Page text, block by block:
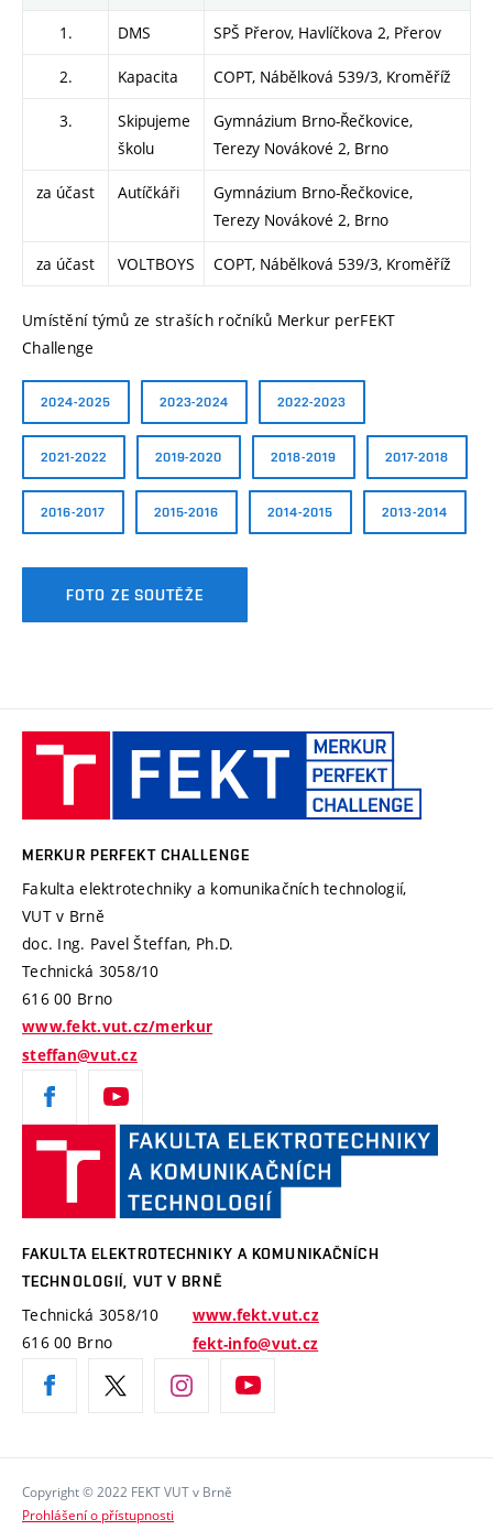
1. DMS SPŠ Přerov, Havlíčkova 2, Přerov
2. Kapacita COPT, Nábělková 539/3, Kroměříž
3.
Skipujeme
školu
Gymnázium Brno-Řečkovice,
Terezy Novákové 2, Brno
za účast Autíčkáři
Gymnázium Brno-Řečkovice,
Terezy Novákové 2, Brno
za účast VOLTBOYS COPT, Nábělková 539/3, Kroměříž
Umístění týmů ze straších ročníků Merkur perFEKT
Challenge
2024-2025 2023-2024 2022-2023
2021-2022 2019-2020 2018-2019 2017-2018
2016-2017 2015-2016 2014-2015 2013-2014
FOTO ZE SOUTĚŽE
MERKUR PERFEKT CHALLENGE
Fakulta elektrotechniky a komunikačních technologií,
VUT v Brně
doc. Ing. Pavel Šteffan, Ph.D.
Technická 3058/10
616 00 Brno
www.fekt.vut.cz/merkur
steffan@vut.cz
FAKULTA ELEKTROTECHNIKY A KOMUNIKAČNÍCH
TECHNOLOGIÍ, VUT V BRNĚ
Technická 3058/10
616 00 Brno
www.fekt.vut.cz
fekt-info@vut.cz
Copyright © 2022 FEKT VUT v Brně
Prohlášení o přístupnosti